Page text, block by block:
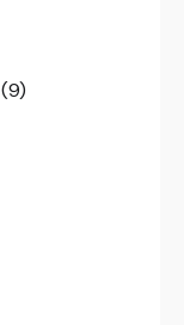
(9)